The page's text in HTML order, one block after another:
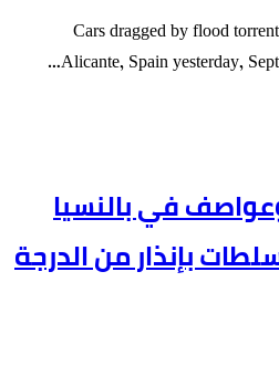
Cars dragged by flood
Alicante, Spain yesterday,
في بالنسيا
بإنذار من الدرجة